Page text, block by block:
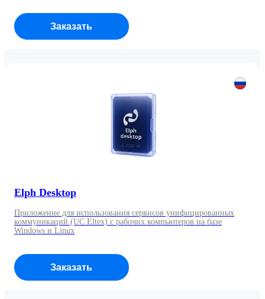
Заказать
Elph Desktop
Приложение для использования сервисов унифицированных
коммуникаций (UC Eltex) с рабочих компьютеров на базе
Windows и Linux
Заказать